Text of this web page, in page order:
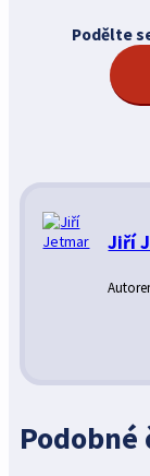
Podělte
Jiří